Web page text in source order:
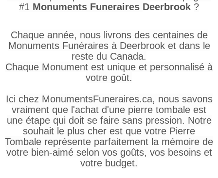
#1 Monuments Funeraires Deerbrook ?
Chaque année, nous livrons des centaines de
Monuments Funéraires à Deerbrook et dans le
reste du Canada.
Chaque Monument est unique et personnalisé à
votre goût.
Ici chez MonumentsFuneraires.ca, nous savons
vraiment que l'achat d'une pierre tombale est
une étape qui doit se faire sans pression. Notre
souhait le plus cher est que votre Pierre
Tombale représente parfaitement la mémoire de
votre bien-aimé selon vos goûts, vos besoins et
votre budget.